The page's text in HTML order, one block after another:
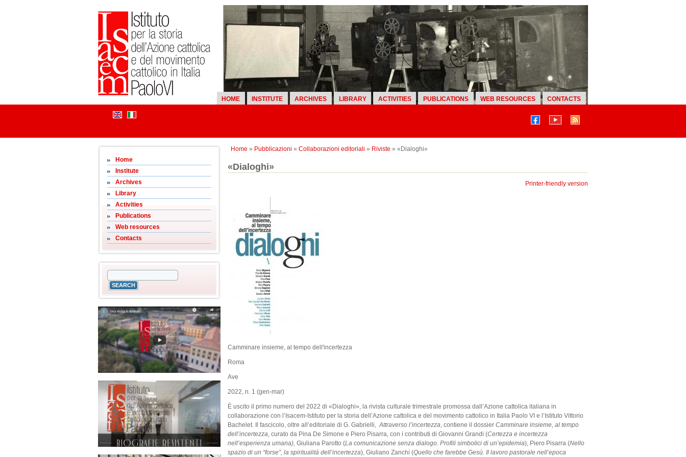
HOME INSTITUTE ARCHIVES LIBRARY ACTIVITIES PUBLICATIONS WEB RESOURCES CONTACTS
Home » Pubblicazioni » Collaborazioni editoriali » Riviste » «Dialoghi»
Home
Institute
Archives
Library
Activities
Publications
Web resources
Contacts
«Dialoghi»
Printer-friendly version
Camminare insieme, al tempo dell'incertezza
Roma
Ave
2022, n. 1 (gen-mar)
È uscito il primo numero del 2022 di «Dialoghi», la rivista culturale trimestrale promossa dall’Azione cattolica italiana in
collaborazione con l’Isacem-Istituto per la storia dell’Azione cattolica e del movimento cattolico in Italia Paolo VI e l’Istituto Vittorio
Bachelet. Il fascicolo, oltre all’editoriale di G. Gabrielli,Attraverso l’incertezza, contiene il dossier Camminare insieme, al tempo
dell’incertezza, curato da Pina De Simone e Piero Pisarra, con i contributi di Giovanni Grandi (Certezza e incertezza
nell’esperienza umana), Giuliana Parotto (La comunicazione senza dialogo. Profili simbolici di un’epidemia), Piero Pisarra (Nello
spazio di un “forse”, la spiritualità dell’incertezza), Giuliano Zanchi (Quello che farebbe Gesù. Il lavoro pastorale nell’epoca